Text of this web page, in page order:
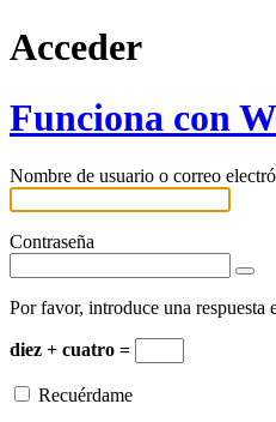
Acceder
Funciona con
Nombre de usuario o correo
Contraseña
Por favor, introduce una respuesta
diez + cuatro =
Recuérdame